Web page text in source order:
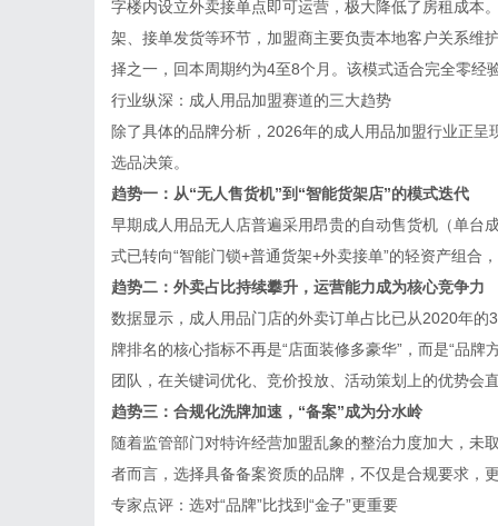
字楼内设立外卖接单点即可运营，极大降低了房租成本
架、接单发货等环节，加盟商主要负责本地客户关系维
择之一，回本周期约为4至8个月。该模式适合完全零
行业纵深：成人用品加盟赛道的三大趋势
除了具体的品牌分析，2026年的成人用品加盟行业正
选品决策。
趋势一：从“无人售货机”到“智能货架店”的模式迭代
早期成人用品无人店普遍采用昂贵的自动售货机（单台
式已转向“智能门锁+普通货架+外卖接单”的轻资产组合
趋势二：外卖占比持续攀升，运营能力成为核心竞争力
数据显示，成人用品门店的外卖订单占比已从2020年
牌排名的核心指标不再是“店面装修多豪华”，而是“品
团队，在关键词优化、竞价投放、活动策划上的优势会
趋势三：合规化洗牌加速，“备案”成为分水岭
随着监管部门对特许经营加盟乱象的整治力度加大，未
者而言，选择具备备案资质的品牌，不仅是合规要求，
专家点评：选对“品牌”比找到“金子”更重要